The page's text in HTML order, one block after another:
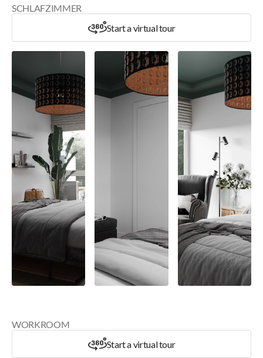
SCHLAFZIMMER
Start a virtual tour
WORKROOM
Start a virtual tour